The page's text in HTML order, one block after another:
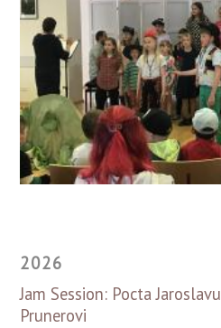
2026
Jam Session: Pocta Jaroslavu
Prunerovi